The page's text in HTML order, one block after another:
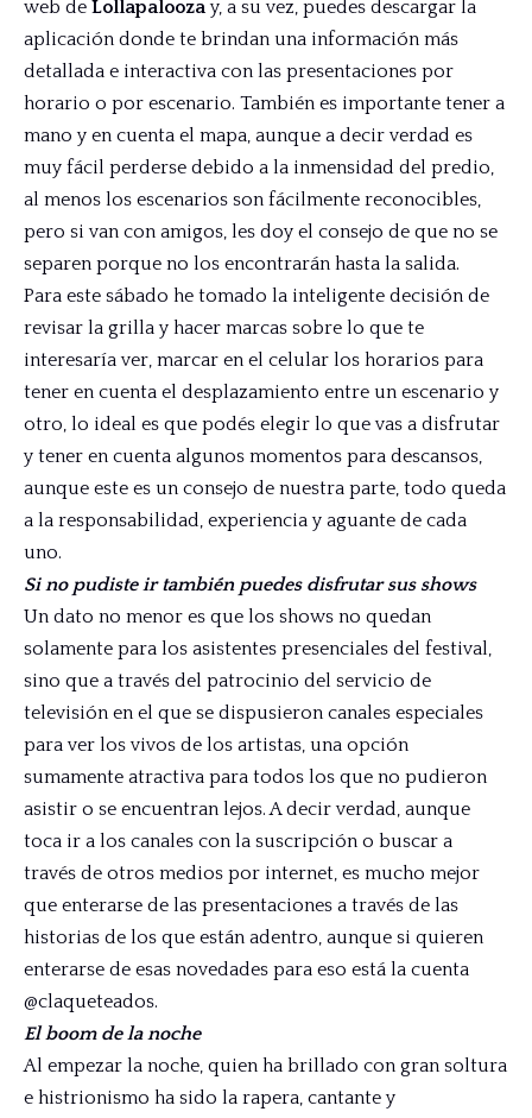
web de Lollapalooza y, a su vez, puedes descargar la
aplicación donde te brindan una información más
detallada e interactiva con las presentaciones por
horario o por escenario. También es importante tener a
mano y en cuenta el mapa, aunque a decir verdad es
muy fácil perderse debido a la inmensidad del predio,
al menos los escenarios son fácilmente reconocibles,
pero si van con amigos, les doy el consejo de que no se
separen porque no los encontrarán hasta la salida.
Para este sábado he tomado la inteligente decisión de
revisar la grilla y hacer marcas sobre lo que te
interesaría ver, marcar en el celular los horarios para
tener en cuenta el desplazamiento entre un escenario y
otro, lo ideal es que podés elegir lo que vas a disfrutar
y tener en cuenta algunos momentos para descansos,
aunque este es un consejo de nuestra parte, todo queda
a la responsabilidad, experiencia y aguante de cada
uno.
Si no pudiste ir también puedes disfrutar sus shows
Un dato no menor es que los shows no quedan
solamente para los asistentes presenciales del festival,
sino que a través del patrocinio del servicio de
televisión en el que se dispusieron canales especiales
para ver los vivos de los artistas, una opción
sumamente atractiva para todos los que no pudieron
asistir o se encuentran lejos. A decir verdad, aunque
toca ir a los canales con la suscripción o buscar a
través de otros medios por internet, es mucho mejor
que enterarse de las presentaciones a través de las
historias de los que están adentro, aunque si quieren
enterarse de esas novedades para eso está la cuenta
@claqueteados.
El boom de la noche
Al empezar la noche, quien ha brillado con gran soltura
e histrionismo ha sido la rapera, cantante y